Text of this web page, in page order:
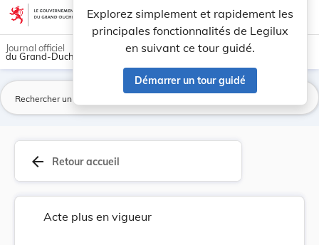
Aller au contenu account_circle help Aide
Explorez simplement et rapidement les
principales fonctionnalités de Legilux
en suivant ce tour guidé.
Démarrer un tour guidé
light_mode dark_mode
Journal officiel
du Grand-Duché de Luxembourg
arrow_back Retour accueil
Acte plus en vigueur